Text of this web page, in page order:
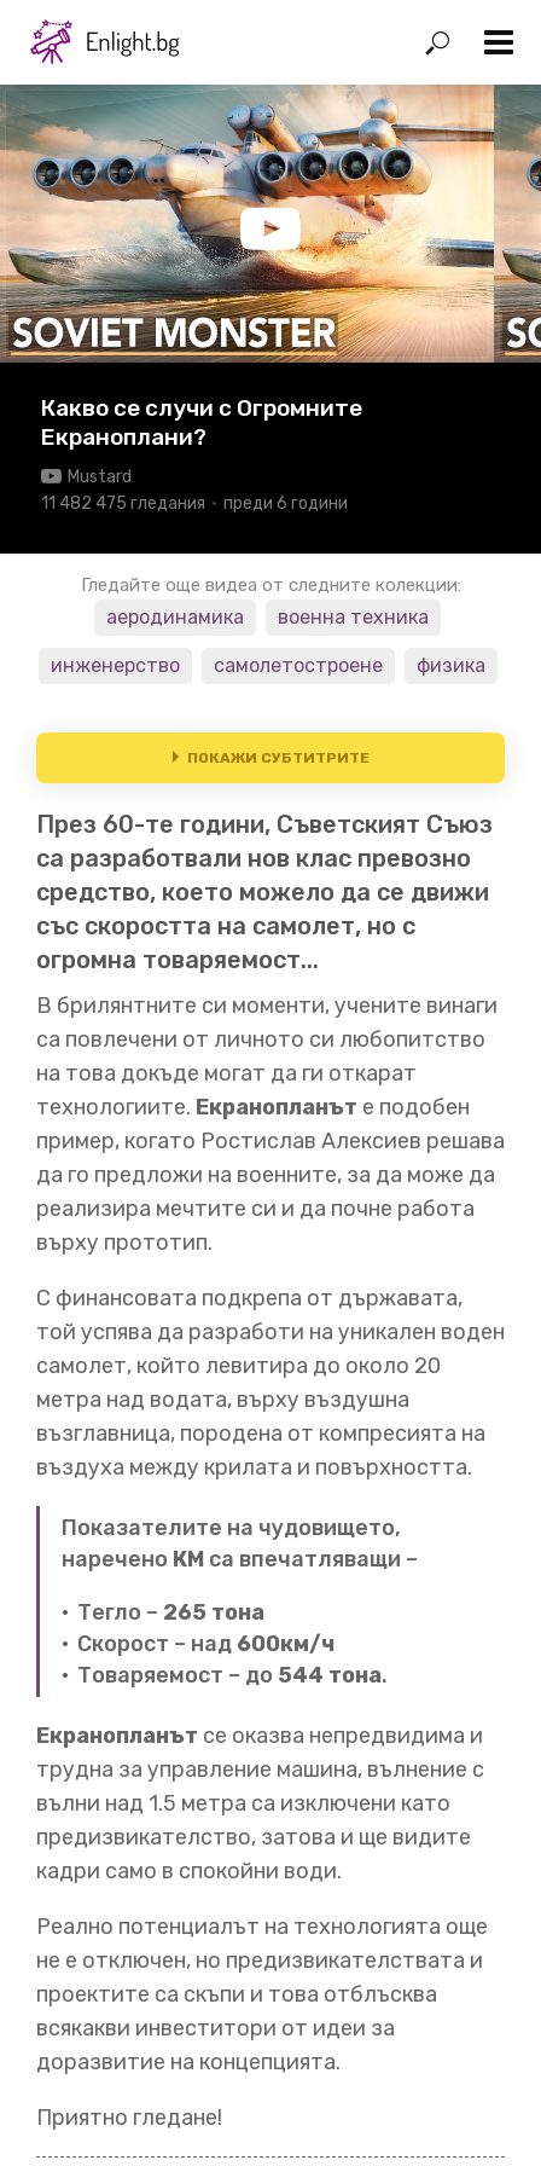
Какво се случи с Огромните
Екраноплани?
Mustard
11 482 475 гледания
преди 6 години
Гледайте още видеа от следните колекции:
аеродинамика военна техника
инженерство самолетостроене физика
ПОКАЖИ СУБТИТРИТЕ
00:01
Това видео е възможно заради CuriosityStream.
Гледайте хилядивисококачествени документални
филми и получете достъп до Nebula чрез линка в
описанието.
хвали, че имакораби, които могат да скачат над
мостове. Неговите думи объркали западните лидери.
00:23
Това, за което е говорел е машина, различна от всяка,
виждана от света.
Кораб, който можел да се движи
със скоростта на самолет, издигайки се над водата
И за десетилетия СССР развил уникална технология
под покривало от потайност. Но тези огромни,
00:44
изчезнали, заедно със Съветския Съюз.Екраноплан
корабс крила монтирани за корпуса. Били гениално
изобретение. Понеже при
01:07
висока скорост крилата биха вдигнали кораба извън
водата, намаляйки съпротивлението, позволявайки
по-високи скорости. Но и най-бързите комети
не можели да ускорят над110 км/ч. Феномен, наречен
на подемна сила от крилата на комета. Това е
проблем, който
01:28
инженернаречен Ростислав Алексейев има
крилата от водата изцяло? Правейки това би
означавало промяна от хидродинамика към
аеродинамика. Но би позволило допреди
невъобразима скорост.
През 60-те години, Съветският Съюз
са разработвали нов клас превозно
средство, което можело да се движи
със скоростта на самолет, но с
огромна товаряемост...
В брилянтните си моменти, учените винаги
са повлечени от личното си любопитство
на това докъде могат да ги откарат
технологиите. Екранопланът е подобен
пример, когато Ростислав Алексиев решава
да го предложи на военните, за да може да
реализира мечтите си и да почне работа
върху прототип.
С финансовата подкрепа от държавата,
той успява да разработи на уникален воден
самолет, който левитира до около 20
метра над водата, върху въздушна
възглавница, породена от компресията на
въздуха между крилата и повърхността.
Показателите на чудовището,
наречено КМ са впечатляващи –
Тегло – 265 тона
Скорост – над 600км/ч
Товаряемост – до 544 тона.
Екранопланът се оказва непредвидима и
трудна за управление машина, вълнение с
вълни над 1.5 метра са изключени като
предизвикателство, затова и ще видите
кадри само в спокойни води.
Реално потенциалът на технологията още
не е отключен, но предизвикателствата и
проектите са скъпи и това отблъсква
всякакви инвеститори от идеи за
доразвитие на концепцията.
Приятно гледане!